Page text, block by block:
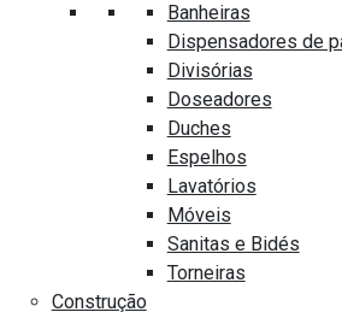
Banheiras
Dispensadores de
Divisórias
Doseadores
Duches
Espelhos
Lavatórios
Móveis
Sanitas e Bidés
Torneiras
Construção
CASA DE BANHO
DISPENSADOR TOALHAS DE
PAPEL JNF IN.60.548 INOX